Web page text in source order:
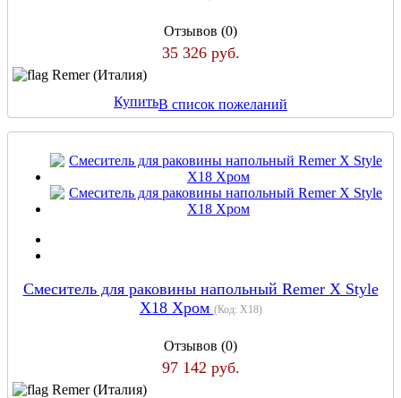
Отзывов (0)
35 326 руб.
Remer (Италия)
КупитьВ список пожеланий
Cмеситель для раковины напольный Remer X Style
X18 Хром (Код: X18)
Отзывов (0)
97 142 руб.
Remer (Италия)